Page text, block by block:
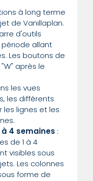
à long terme
de Vanillaplan.
d'outils
allant
Les boutons de
après le
les vues
les différents
lignes et les
4 semaines :
de 1 à 4
visibles sous
Les colonnes
forme de